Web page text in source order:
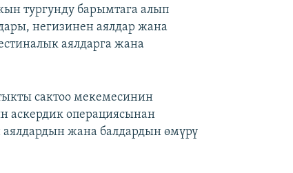
тургунду барымтага алып
негизинен аялдар жана
аялдарга жана
сактоо мекемесинин
аскердик операциясынан
жана балдардын өмүрү